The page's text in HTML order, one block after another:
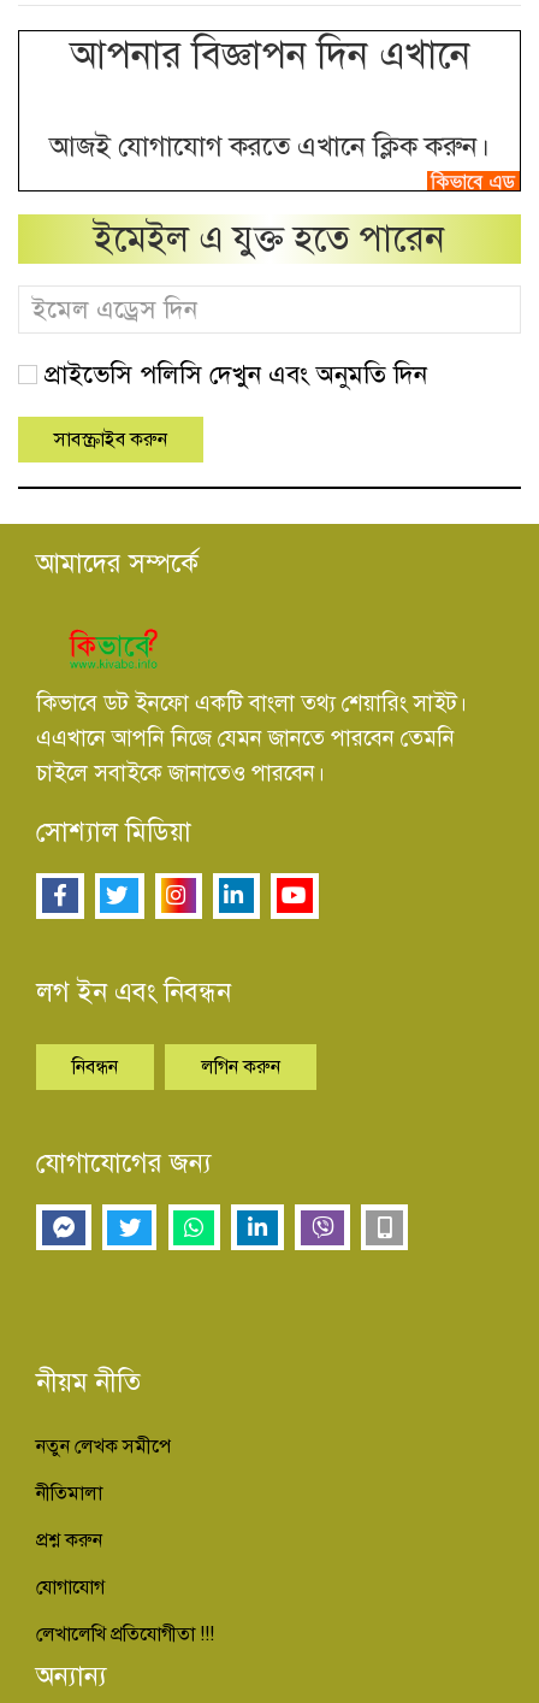
আপনার বিজ্ঞাপন দিন এখানে
আজই যোগাযোগ করতে এখানে ক্লিক করুন।
ইমেইল এ যুক্ত হতে পারেন
প্রাইভেসি পলিসি দেখুন এবং অনুমতি দিন
আমাদের সম্পর্কে
কিভাবে ডট ইনফো একটি বাংলা তথ্য শেয়ারিং সাইট।
এএখানে আপনি নিজে যেমন জানতে পারবেন তেমনি
চাইলে সবাইকে জানাতেও পারবেন।
সোশ্যাল মিডিয়া
লগ ইন এবং নিবন্ধন
নিবন্ধন লগিন করুন
যোগাযোগের জন্য
নীয়ম নীতি
নতুন লেখক সমীপে
নীতিমালা
প্রশ্ন করুন
যোগাযোগ
লেখালেখি প্রতিযোগীতা !!!
অন্যান্য